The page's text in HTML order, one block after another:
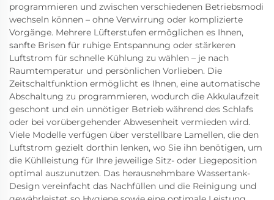
programmieren und zwischen verschiedenen Betriebsmodi
wechseln können – ohne Verwirrung oder komplizierte
Vorgänge. Mehrere Lüfterstufen ermöglichen es Ihnen,
sanfte Brisen für ruhige Entspannung oder stärkeren
Luftstrom für schnelle Kühlung zu wählen – je nach
Raumtemperatur und persönlichen Vorlieben. Die
Zeitschaltfunktion ermöglicht es Ihnen, eine automatische
Abschaltung zu programmieren, wodurch die Akkulaufzeit
geschont und ein unnötiger Betrieb während des Schlafs
oder bei vorübergehender Abwesenheit vermieden wird.
Viele Modelle verfügen über verstellbare Lamellen, die den
Luftstrom gezielt dorthin lenken, wo Sie ihn benötigen, um
die Kühlleistung für Ihre jeweilige Sitz- oder Liegeposition
optimal auszunutzen. Das herausnehmbare Wassertank-
Design vereinfacht das Nachfüllen und die Reinigung und